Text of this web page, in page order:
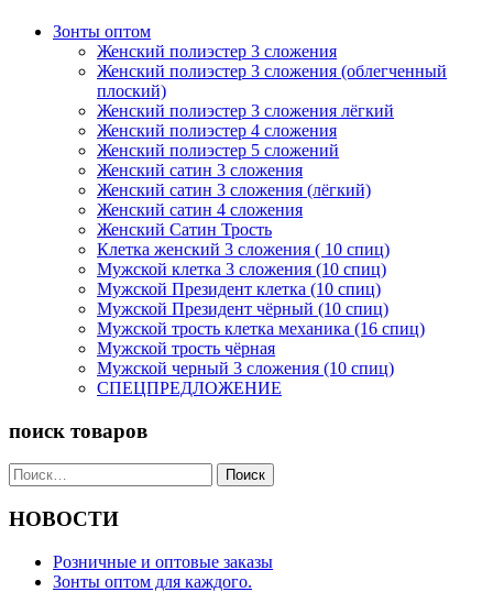
Зонты оптом
Женский полиэстер 3 сложения
Женский полиэстер 3 сложения (облегченный
плоский)
Женский полиэстер 3 сложения лёгкий
Женский полиэстер 4 сложения
Женский полиэстер 5 сложений
Женский сатин 3 сложения
Женский сатин 3 сложения (лёгкий)
Женский сатин 4 сложения
Женский Сатин Трость
Клетка женский 3 сложения ( 10 спиц)
Мужской клетка 3 сложения (10 спиц)
Мужской Президент клетка (10 спиц)
Мужской Президент чёрный (10 спиц)
Мужской трость клетка механика (16 спиц)
Мужской трость чёрная
Мужской черный 3 сложения (10 спиц)
СПЕЦПРЕДЛОЖЕНИЕ
поиск товаров
Найти:
НОВОСТИ
Розничные и оптовые заказы
Зонты оптом для каждого.